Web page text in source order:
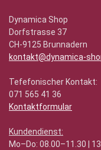
Dynamica Shop
Dorfstrasse 37
CH-9125 Brunnadern
kontakt@dynamica-
Tefefonischer Kontakt:
071 565 41 36
Kontaktformular
Kundendienst:
Mo–Do: 08.00–11.30 |